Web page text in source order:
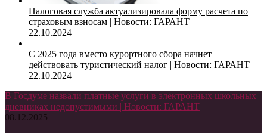
Налоговая служба актуализировала форму расчета по
страховым взносам | Новости: ГАРАНТ
22.10.2024
С 2025 года вместо курортного сбора начнет
действовать туристический налог | Новости: ГАРАНТ
22.10.2024
В Госдуме назвали платные услуги в электронных школьных
дневниках недопустимыми | Новости: ГАРАНТ
08.12.2025